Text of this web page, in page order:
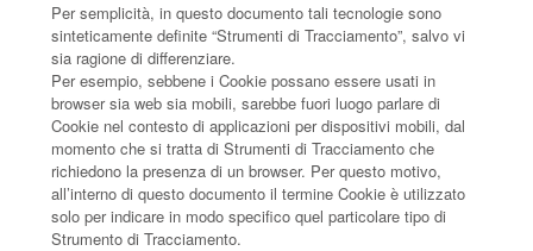
Per semplicità, in questo documento tali tecnologie sono
sinteticamente definite “Strumenti di Tracciamento”, salvo vi
sia ragione di differenziare.
Per esempio, sebbene i Cookie possano essere usati in
browser sia web sia mobili, sarebbe fuori luogo parlare di
Cookie nel contesto di applicazioni per dispositivi mobili, dal
momento che si tratta di Strumenti di Tracciamento che
richiedono la presenza di un browser. Per questo motivo,
all’interno di questo documento il termine Cookie è utilizzato
solo per indicare in modo specifico quel particolare tipo di
Strumento di Tracciamento.